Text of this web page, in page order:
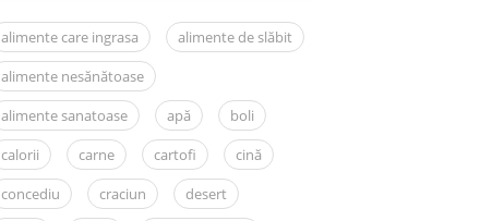
alimente care ingrasa
alimente de slăbit
alimente nesănătoase
alimente sanatoase
apă
boli
calorii
carne cartofi
cină
concediu
craciun
desert